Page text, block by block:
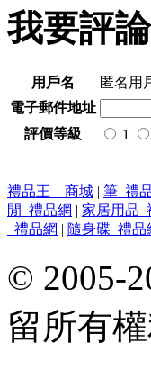
我要評論
用戶名
匿名用
電子郵件地址
評價等級
1
禮品王 商城 | 筆_禮
閒_禮品網 | 家居用品_
_禮品網 | 隨身碟_禮品
© 2005-
留所有權